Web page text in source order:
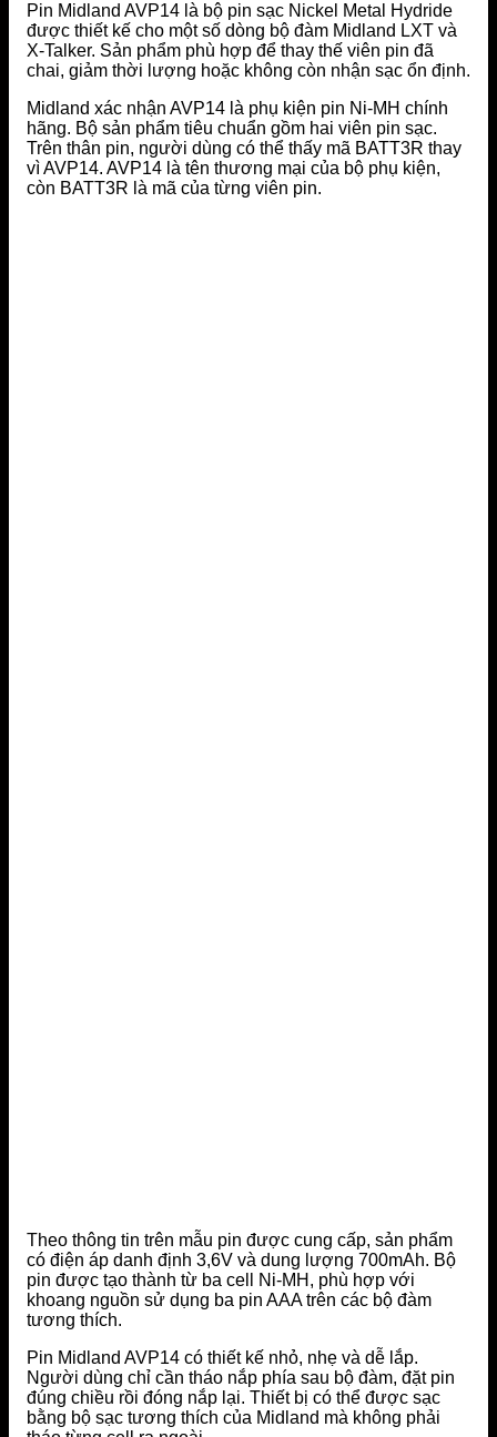
Pin Midland AVP14 là bộ pin sạc Nickel Metal Hydride
được thiết kế cho một số dòng bộ đàm Midland LXT và
X-Talker. Sản phẩm phù hợp để thay thế viên pin đã
chai, giảm thời lượng hoặc không còn nhận sạc ổn định.
Midland xác nhận AVP14 là phụ kiện pin Ni-MH chính
hãng. Bộ sản phẩm tiêu chuẩn gồm hai viên pin sạc.
Trên thân pin, người dùng có thể thấy mã BATT3R thay
vì AVP14. AVP14 là tên thương mại của bộ phụ kiện,
còn BATT3R là mã của từng viên pin.
Theo thông tin trên mẫu pin được cung cấp, sản phẩm
có điện áp danh định 3,6V và dung lượng 700mAh. Bộ
pin được tạo thành từ ba cell Ni-MH, phù hợp với
khoang nguồn sử dụng ba pin AAA trên các bộ đàm
tương thích.
Pin Midland AVP14 có thiết kế nhỏ, nhẹ và dễ lắp.
Người dùng chỉ cần tháo nắp phía sau bộ đàm, đặt pin
đúng chiều rồi đóng nắp lại. Thiết bị có thể được sạc
bằng bộ sạc tương thích của Midland mà không phải